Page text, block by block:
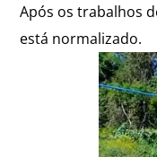
Após os trabalhos
está normalizado.